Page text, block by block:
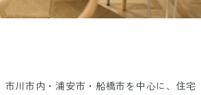
市川市内・浦安市・船橋市を中心に、住宅